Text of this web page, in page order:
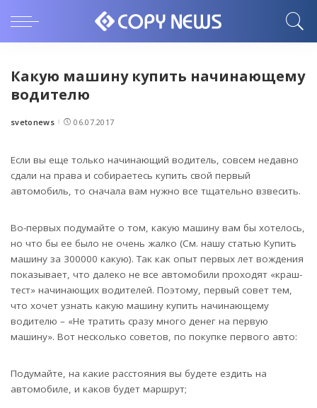
Какую машину купить начинающему
водителю
Posted
svetonews 06.07.2017
Если вы еще только начинающий водитель, совсем недавно
сдали на права и собираетесь купить свой первый
автомобиль, то сначала вам нужно все тщательно взвесить.
Во-первых подумайте о том, какую машину вам бы хотелось,
но что бы ее было не очень жалко (См. нашу статью Купить
машину за 300000 какую). Так как опыт первых лет вождения
показывает, что далеко не все автомобили проходят «краш-
тест» начинающих водителей. Поэтому, первый совет тем,
что хочет узнать какую машину купить начинающему
водителю – «Не тратить сразу много денег на первую
машину». Вот несколько советов, по покупке первого авто:
Подумайте, на какие расстояния вы будете ездить на
автомобиле, и каков будет маршрут;